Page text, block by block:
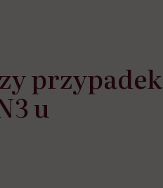
przypadek
u